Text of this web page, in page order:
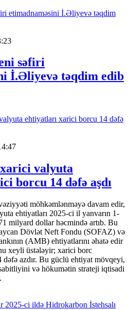
səfiri
İ.Əliyevə təqdim edib
valyuta
borcu 14 dəfə aşdı
möhkəmlənməyə davam edir,
ehtiyatları 2025-ci il yanvarın 1-
milyard dollar həcmində artıb. Bu
Dövlət Neft Fondu (SOFAZ) və
(AMB) ehtiyatlarını əhatə edir
xeyli üstələyir; xarici borc
dəfə azdır. Bu güclü ehtiyat mövqeyi,
və hökumətin strateji iqtisadi